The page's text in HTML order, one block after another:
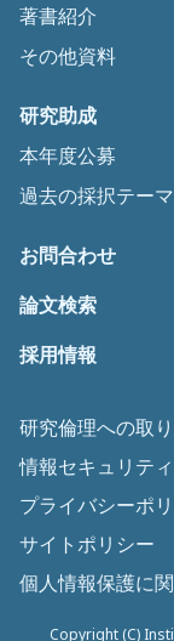
著書紹介
その他資料
研究助成
本年度公募
過去の採択テーマ
お問合わせ
論文検索
採用情報
研究倫理への取
情報セキュリテ
プライバシーポ
サイトポリシー
個人情報保護に
Copyright (C)